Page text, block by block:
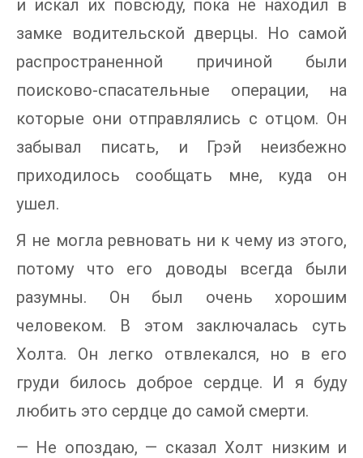
и искал их повсюду, пока не находил в
замке водительской дверцы. Но самой
распространенной причиной были
поисково-спасательные операции, на
которые они отправлялись с отцом. Он
забывал писать, и Грэй неизбежно
приходилось сообщать мне, куда он
ушел.
Я не могла ревновать ни к чему из этого,
потому что его доводы всегда были
разумны. Он был очень хорошим
человеком. В этом заключалась суть
Холта. Он легко отвлекался, но в его
груди билось доброе сердце. И я буду
любить это сердце до самой смерти.
— Не опоздаю, — сказал Холт низким и